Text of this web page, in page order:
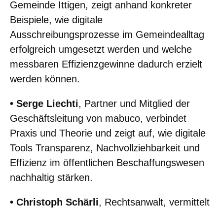
Gemeinde Ittigen, zeigt anhand konkreter
Beispiele, wie digitale
Ausschreibungsprozesse im Gemeindealltag
erfolgreich umgesetzt werden und welche
messbaren Effizienzgewinne dadurch erzielt
werden können.
• Serge Liechti, Partner und Mitglied der
Geschäftsleitung von mabuco, verbindet
Praxis und Theorie und zeigt auf, wie digitale
Tools Transparenz, Nachvollziehbarkeit und
Effizienz im öffentlichen Beschaffungswesen
nachhaltig stärken.
• Christoph Schärli, Rechtsanwalt, vermittelt